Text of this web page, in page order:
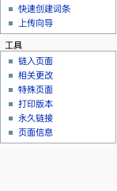
快速创建词条
上传向导
工具
链入页面
相关更改
特殊页面
打印版本
永久链接
页面信息